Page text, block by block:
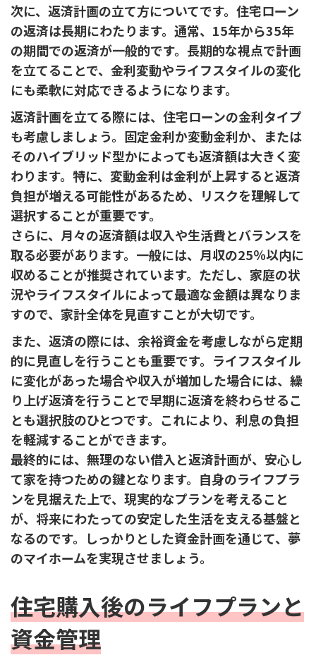
次に、返済計画の立て方についてです。住宅ローン
の返済は長期にわたります。通常、15年から35年
の期間での返済が一般的です。長期的な視点で計画
を立てることで、金利変動やライフスタイルの変化
にも柔軟に対応できるようになります。
返済計画を立てる際には、住宅ローンの金利タイプ
も考慮しましょう。固定金利か変動金利か、または
そのハイブリッド型かによっても返済額は大きく変
わります。特に、変動金利は金利が上昇すると返済
負担が増える可能性があるため、リスクを理解して
選択することが重要です。
さらに、月々の返済額は収入や生活費とバランスを
取る必要があります。一般には、月収の25％以内に
収めることが推奨されています。ただし、家庭の状
況やライフスタイルによって最適な金額は異なりま
すので、家計全体を見直すことが大切です。
また、返済の際には、余裕資金を考慮しながら定期
的に見直しを行うことも重要です。ライフスタイル
に変化があった場合や収入が増加した場合には、繰
り上げ返済を行うことで早期に返済を終わらせるこ
とも選択肢のひとつです。これにより、利息の負担
を軽減することができます。
最終的には、無理のない借入と返済計画が、安心し
て家を持つための鍵となります。自身のライフプラ
ンを見据えた上で、現実的なプランを考えること
が、将来にわたっての安定した生活を支える基盤と
なるのです。しっかりとした資金計画を通じて、夢
のマイホームを実現させましょう。
住宅購入後のライフプランと
資金管理